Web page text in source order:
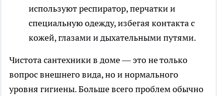
используют респиратор, перчатки и
специальную одежду, избегая контакта с
кожей, глазами и дыхательными путями.
Чистота сантехники в доме — это не только
вопрос внешнего вида, но и нормального
уровня гигиены. Больше всего проблем обычно